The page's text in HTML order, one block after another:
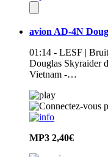
avion AD-4N
01:14 - LESF |
Douglas Skyraider
Vietnam -…
MP3 2,40€